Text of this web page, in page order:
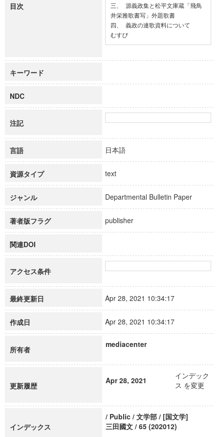
目次
三、 源義政集と松平文庫蔵「飛鳥
井栄雅歌書写」外題歌書
四、 義政の連歌資料について
むすび
キーワード
NDC
注記
言語 日本語
資源タイプ text
ジャンル Departmental Bulletin Paper
著者版フラグ publisher
関連DOI
アクセス条件
最終更新日 Apr 28, 2021 10:34:17
作成日 Apr 28, 2021 10:34:17
所有者
mediacenter
更新履歴
Apr 28, 2021
インデック
ス を変更
インデックス
/ Public / 文学部 / [国文学]
三田國文 / 65 (202012)